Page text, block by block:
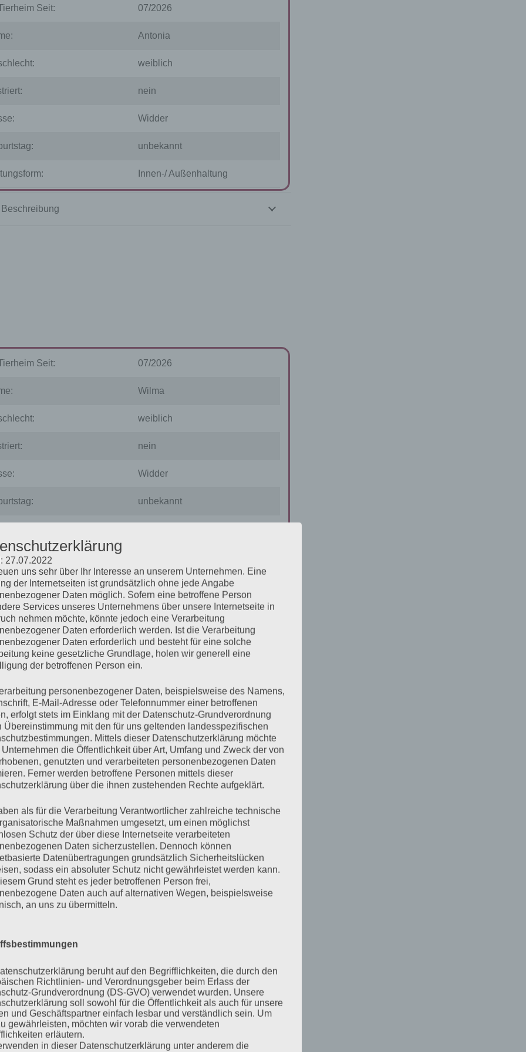
Seit: 07/2026
Antonia
weiblich
nein
Widder
unbekannt
Innen-/ Außenhaltung
Beschreibung
Seit: 07/2026
Wilma
weiblich
nein
Widder
unbekannt
Beschreibung
Seit: 07/2026
Cookie und Brownie
männlich
Meerschweinchen
artgerechtes Gehege
27.07.2022
uns sehr über Ihr Interesse an unserem Unternehmen. Eine
der Internetseiten ist grundsätzlich ohne jede Angabe
Daten möglich. Sofern eine betroffene Person
Services unseres Unternehmens über unsere Internetseite in
nehmen möchte, könnte jedoch eine Verarbeitung
Daten erforderlich werden. Ist die Verarbeitung
Daten erforderlich und besteht für eine solche
keine gesetzliche Grundlage, holen wir generell eine
der betroffenen Person ein.
personenbezogener Daten, beispielsweise des Namens,
E-Mail-Adresse oder Telefonnummer einer betroffenen
erfolgt stets im Einklang mit der Datenschutz-Grundverordnung
Übereinstimmung mit den für uns geltenden landesspezifischen
Mittels dieser Datenschutzerklärung möchte
Unternehmen die Öffentlichkeit über Art, Umfang und Zweck der von
genutzten und verarbeiteten personenbezogenen Daten
Ferner werden betroffene Personen mittels dieser
über die ihnen zustehenden Rechte aufgeklärt.
als für die Verarbeitung Verantwortlicher zahlreiche technische
Maßnahmen umgesetzt, um einen möglichst
Schutz der über diese Internetseite verarbeiteten
Daten sicherzustellen. Dennoch können
Datenübertragungen grundsätzlich Sicherheitslücken
sodass ein absoluter Schutz nicht gewährleistet werden kann.
Grund steht es jeder betroffenen Person frei,
Daten auch auf alternativen Wegen, beispielsweise
an uns zu übermitteln.
beruht auf den Begrifflichkeiten, die durch den
Richtlinien- und Verordnungsgeber beim Erlass der
Grundverordnung (DS-GVO) verwendet wurden. Unsere
soll sowohl für die Öffentlichkeit als auch für unsere
und Geschäftspartner einfach lesbar und verständlich sein. Um
gewährleisten, möchten wir vorab die verwendeten
erläutern.
in dieser Datenschutzerklärung unter anderem die